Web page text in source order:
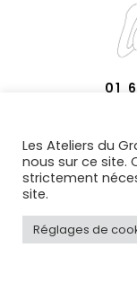
01
29
Les Ateliers du
nous sur ce site.
strictement
site.
Réglages de